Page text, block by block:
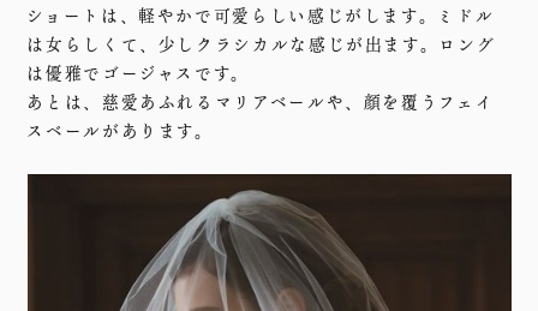
ショートは、軽やかで可愛らしい感じがします。ミドル
は女らしくて、少しクラシカルな感じが出ます。ロング
は優雅でゴージャスです。
あとは、慈愛あふれるマリアベールや、顔を覆うフェイ
スベールがあります。